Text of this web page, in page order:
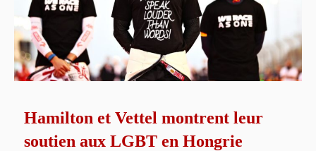
Hamilton et Vettel montrent leur
soutien aux LGBT en Hongrie